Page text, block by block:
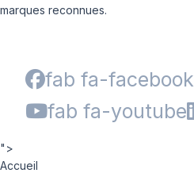
marques reconnues.
fab fa-facebook
fab fa-youtube
">
Accueil